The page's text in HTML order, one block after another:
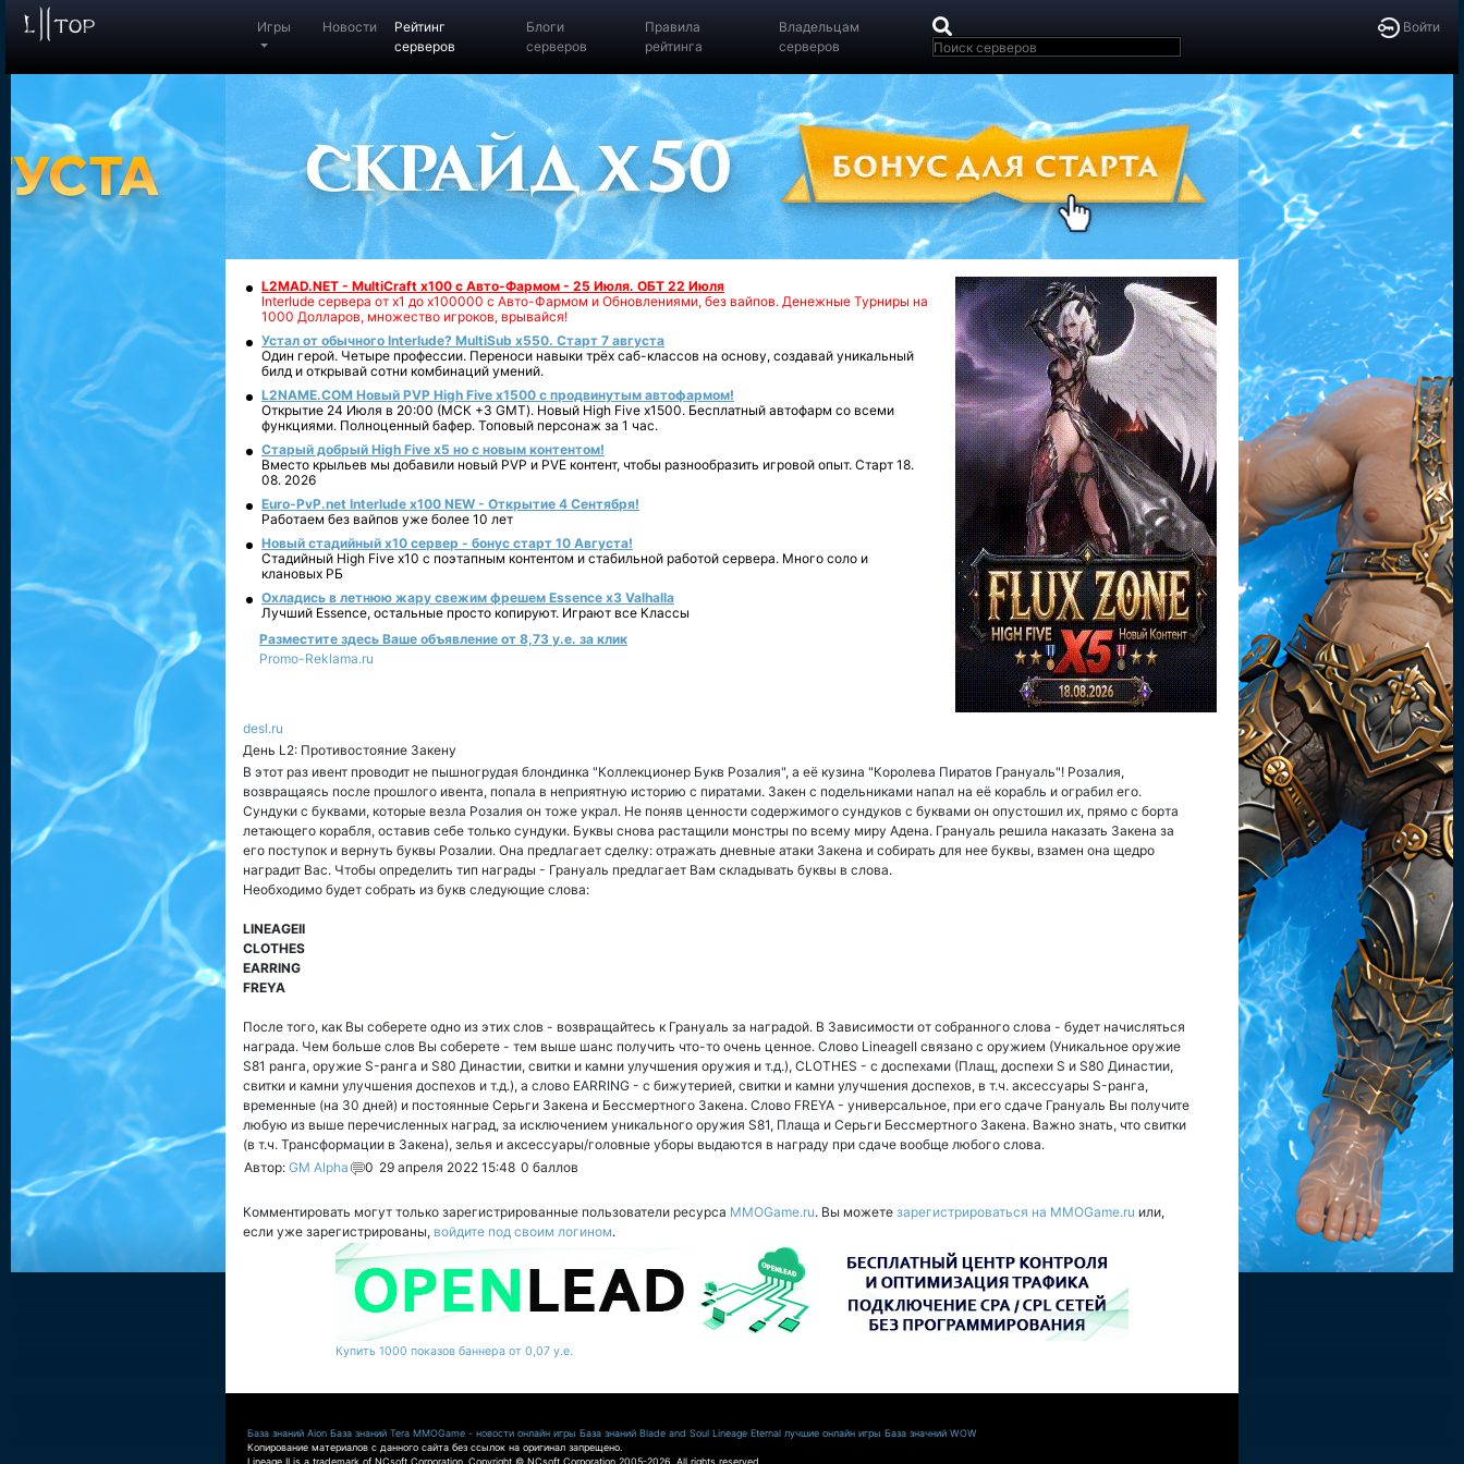
Войти
Игры Новости
Рейтинг
серверов
Блоги
серверов
Правила
рейтинга
Владельцам
серверов
L2MAD.NET - MultiCraft x100 с Авто-Фармом - 25 Июля. ОБТ 22 Июля
Interlude сервера от х1 до х100000 с Авто-Фармом и Обновлениями, без вайпов. Денежные Турниры на
1000 Долларов, множество игроков, врывайся!
Устал от обычного Interlude? MultiSub x550. Старт 7 августа
Один герой. Четыре профессии. Переноси навыки трёх саб-классов на основу, создавай уникальный
билд и открывай сотни комбинаций умений.
L2NAME.COM Новый PVP High Five x1500 с продвинутым автофармом!
Открытие 24 Июля в 20:00 (МСК +3 GMT). Новый High Five x1500. Бесплатный автофарм со всеми
функциями. Полноценный бафер. Топовый персонаж за 1 час.
Старый добрый High Five x5 но с новым контентом!
Вместо крыльев мы добавили новый PVP и PVE контент, чтобы разнообразить игровой опыт. Старт 18.
08. 2026
Euro-PvP.net Interlude х100 NEW - Открытие 4 Сентября!
Работаем без вайпов уже более 10 лет
Новый стадийный х10 сервер - бонус старт 10 Августа!
Стадийный High Five x10 с поэтапным контентом и стабильной работой сервера. Много соло и
клановых РБ
Охладись в летнюю жару свежим фрешем Essence x3 Valhalla
Лучший Essence, остальные просто копируют. Играют все Классы
Разместите здесь Ваше объявление от 8,73 у.е. за клик
Promo-Reklama.ru
desl.ru
День L2: Противостояние Закену
В этот раз ивент проводит не пышногрудая блондинка "Коллекционер Букв Розалия", а её кузина "Королева Пиратов Грануаль"! Розалия,
возвращаясь после прошлого ивента, попала в неприятную историю с пиратами. Закен с подельниками напал на её корабль и ограбил его.
Сундуки с буквами, которые везла Розалия он тоже украл. Не поняв ценности содержимого сундуков с буквами он опустошил их, прямо с борта
летающего корабля, оставив себе только сундуки. Буквы снова растащили монстры по всему миру Адена. Грануаль решила наказать Закена за
его поступок и вернуть буквы Розалии. Она предлагает сделку: отражать дневные атаки Закена и собирать для нее буквы, взамен она щедро
наградит Вас. Чтобы определить тип награды - Грануаль предлагает Вам складывать буквы в слова.
Необходимо будет собрать из букв следующие слова:
LINEAGEII
CLOTHES
EARRING
FREYA
После того, как Вы соберете одно из этих слов - возвращайтесь к Грануаль за наградой. В Зависимости от собранного слова - будет начисляться
награда. Чем больше слов Вы соберете - тем выше шанс получить что-то очень ценное. Слово LineageII связано с оружием (Уникальное оружие
S81 ранга, оружие S-ранга и S80 Династии, свитки и камни улучшения оружия и т.д.), CLOTHES - с доспехами (Плащ, доспехи S и S80 Династии,
свитки и камни улучшения доспехов и т.д.), а слово EARRING - с бижутерией, свитки и камни улучшения доспехов, в т.ч. аксессуары S-ранга,
временные (на 30 дней) и постоянные Серьги Закена и Бессмертного Закена. Слово FREYA - универсальное, при его сдаче Грануаль Вы получите
любую из выше перечисленных наград, за исключением уникального оружия S81, Плаща и Серьги Бессмертного Закена. Важно знать, что свитки
(в т.ч. Трансформации в Закена), зелья и аксессуары/головные уборы выдаются в награду при сдаче вообще любого слова.
Автор: GM Alpha 0 29 апреля 2022 15:48 0 баллов
Комментировать могут только зарегистрированные пользователи ресурса MMOGame.ru. Вы можете зарегистрироваться на MMOGame.ru или,
если уже зарегистрированы, войдите под своим логином.
Купить 1000 показов баннера от 0,07 у.е.
База знаний Aion База знаний Tera MMOGame - новости онлайн игры База знаний Blade and Soul Lineage Eternal лучшие онлайн игры База значний WOW
Копирование материалов с данного сайта без ссылок на оригинал запрещено.
Lineage II is a trademark of NCsoft Corporation. Copyright © NCsoft Corporation 2005-2026. All rights reserved.